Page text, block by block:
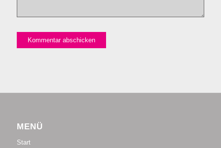
MENÜ
Start